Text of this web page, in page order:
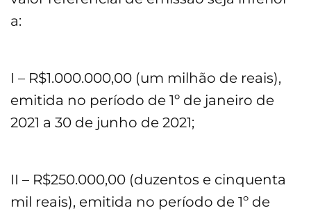
a:
I – R$1.000.000,00 (um milhão de reais),
emitida no período de 1º de janeiro de
2021 a 30 de junho de 2021;
II – R$250.000,00 (duzentos e cinquenta
mil reais), emitida no período de 1º de